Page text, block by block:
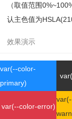
（取值范围
认主色值为
var(--color-
primary)
var(--color-error)